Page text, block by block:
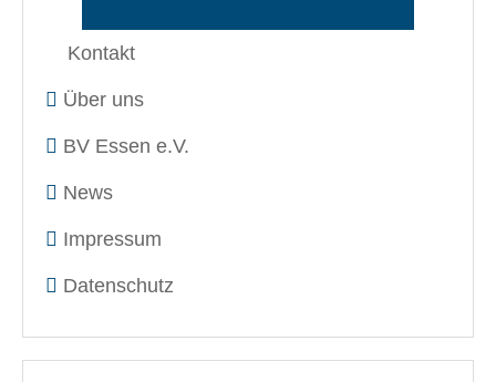
Kontakt
Über uns
BV Essen e.V.
News
Impressum
Datenschutz